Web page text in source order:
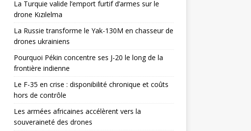
La Turquie valide l’emport furtif d’armes sur le
drone Kızılelma
La Russie transforme le Yak-130M en chasseur de
drones ukrainiens
Pourquoi Pékin concentre ses J-20 le long de la
frontière indienne
Le F-35 en crise : disponibilité chronique et coûts
hors de contrôle
Les armées africaines accélèrent vers la
souveraineté des drones